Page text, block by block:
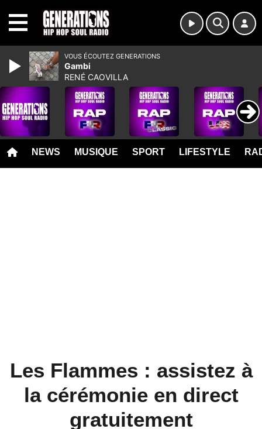
NEWS MUSIQUE SPORT LIFESTYLE
Les Flammes : assistez à
la cérémonie en direct
gratuitement
VOUS ÉCOUTEZ GENERATIONS
Gambi
RENÉ CAOVILLA